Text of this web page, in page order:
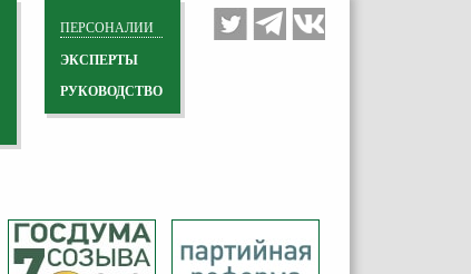
ПЕРСОНАЛИИ
ЭКСПЕРТЫ
РУКОВОДСТВО